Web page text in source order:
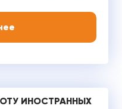
ИНОСТРАННЫХ